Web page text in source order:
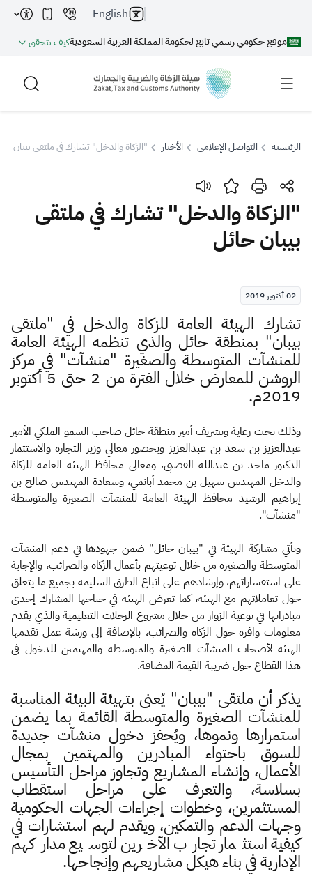
موقع حكومي رسمي تابع لحكومة المملكة العربية السعوديةكيف تتحقق
English
بحث
بحث بحث AI
اقتراحات
الزكاة الجمارك
ضريبة القيمة المضافة
الإقرار الضريبي
التصرفات العقارية
الرئيسية التواصل الإعلامي الأخبار "الزكاة والدخل" تشارك في ملتقى بيبان
"الزكاة والدخل" تشارك في ملتقى
بيبان حائل
02 أكتوبر 2019
تشارك الهيئة العامة للزكاة والدخل في "ملتقى
بيبان" بمنطقة حائل والذي تنظمه الهيئة العامة
للمنشآت المتوسطة والصغيرة "منشآت" في مركز
الروشن للمعارض خلال الفترة من 2 حتى 5 أكتوبر
2019م.
وذلك تحت رعاية وتشريف أمير منطقة حائل صاحب السمو الملكي الأمير
عبدالعزيز بن سعد بن عبدالعزيز وبحضور معالي وزير التجارة والاستثمار
الدكتور ماجد بن عبدالله القصبي، ومعالي محافظ الهيئة العامة للزكاة
والدخل المهندس سهيل بن محمد أبانمي، وسعادة المهندس صالح بن
إبراهيم الرشيد محافظ الهيئة العامة للمنشآت الصغيرة والمتوسطة
"منشآت".
وتأتي مشاركة الهيئة في "بيبان حائل" ضمن جهودها في دعم المنشآت
المتوسطة والصغيرة من خلال توعيتهم بأعمال الزكاة والضرائب، والإجابة
على استفساراتهم، وإرشادهم على اتباع الطرق السليمة بجميع ما يتعلق
حول تعاملاتهم مع الهيئة، كما تعرض الهيئة في جناحها المشارك إحدى
مبادراتها في توعية الزوار من خلال مشروع الرحلات التعليمية والذي يقدم
معلومات وافرة حول الزكاة والضرائب، بالإضافة إلى ورشة عمل تقدمها
الهيئة لأصحاب المنشآت الصغيرة والمتوسطة والمهتمين للدخول في
هذا القطاع حول ضريبة القيمة المضافة.
يذكر أن ملتقى "بيبان" يُعنى بتهيئة البيئة المناسبة
للمنشآت الصغيرة والمتوسطة القائمة بما يضمن
استمرارها ونموها، ويُحفز دخول منشآت جديدة
للسوق باحتواء المبادرين والمهتمين بمجال
الأعمال، وإنشاء المشاريع وتجاوز مراحل التأسيس
بسلاسة، والتعرف على مراحل استقطاب
المستثمرين، وخطوات إجراءات الجهات الحكومية
وجهات الدعم والتمكين، ويقدم لهم استشارات في
كيفية استثمار تجارب الآخرين لتوسيع مداركهم
الإدارية في بناء هيكل مشاريعهم وإنجاحها. ​